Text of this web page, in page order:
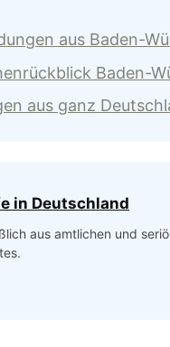
aus Baden-
Baden-
aus ganz
in Deutschland
aus amtlichen und